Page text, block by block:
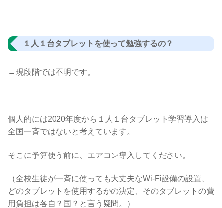
１人１台タブレットを使って勉強するの？
→現段階では不明です。
個人的には2020年度から１人１台タブレット学習導入は
全国一斉ではないと考えています。
そこに予算使う前に、エアコン導入してください。
（全校生徒が一斉に使っても大丈夫なWi-Fi設備の設置、
どのタブレットを使用するかの決定、そのタブレットの費
用負担は各自？国？と言う疑問。）